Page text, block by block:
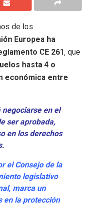
de los
Europea ha
CE 261, que
hasta 4 o
económica entre
en el
ser aprobada,
en los derechos
el Consejo de la
legislativo
marca un
en la protección